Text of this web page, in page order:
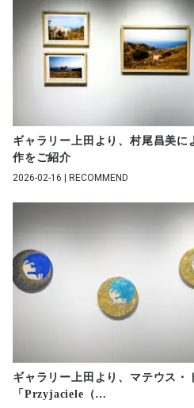
ギャラリー上田より、村尾昌美
作をご紹介
2026-02-16 | RECOMMEND
ギャラリー上田より、マテウス・
「Przyjaciele（…